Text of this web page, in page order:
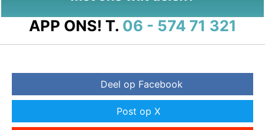
APP ONS! T. 06 - 574 71 321
Deel op Facebook
Post op X